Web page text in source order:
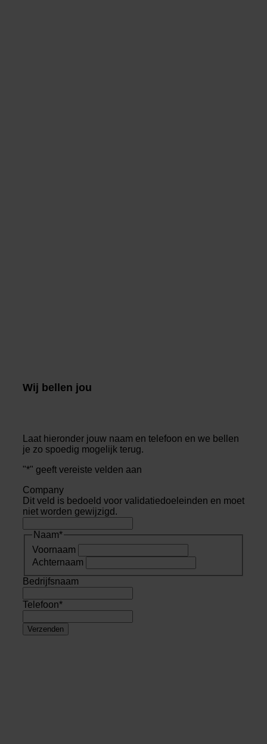
Wij bellen jou
Laat hieronder jouw naam en telefoon en we bellen
je zo spoedig mogelijk terug.
"*" geeft vereiste velden aan
Company
Dit veld is bedoeld voor validatiedoeleinden en moet
niet worden gewijzigd.
Naam*
Voornaam
Achternaam
Bedrijfsnaam
Telefoon*